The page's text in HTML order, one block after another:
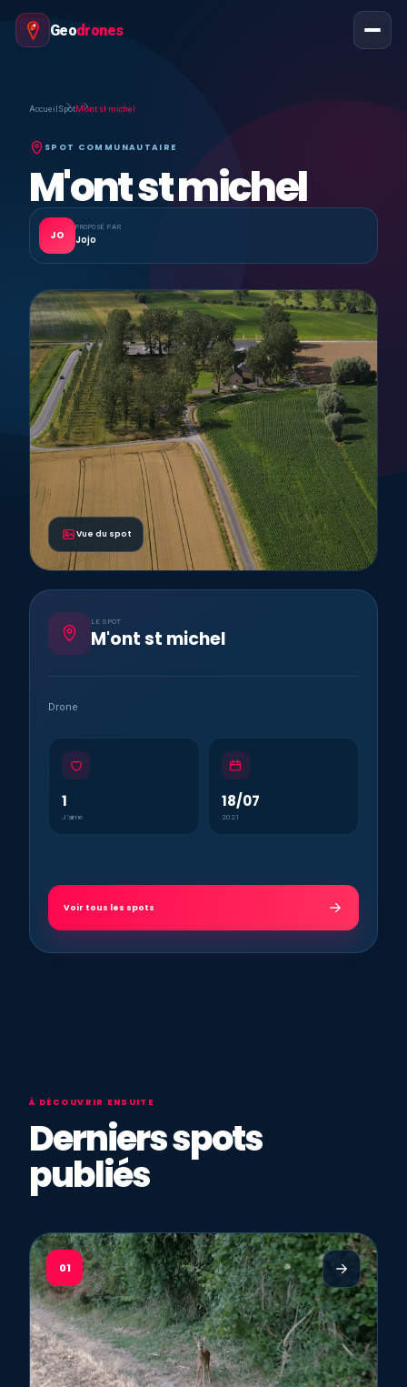
Geodrones
Accueil SpotM'ont st michel
SPOT COMMUNAUTAIRE
M'ont st michel
JO
PROPOSÉ PAR
Jojo
Vue du spot
LE SPOT
M'ont st michel
Drone
1
J’aime
18/07
2021
Voir tous les spots
À DÉCOUVRIR ENSUITE
Derniers spots
publiés
01